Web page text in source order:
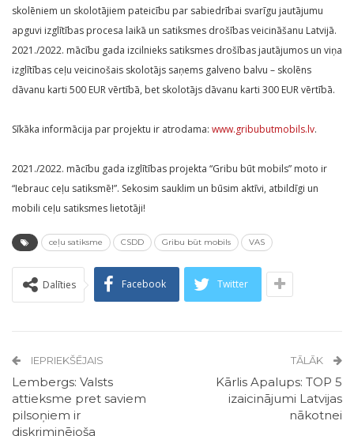
skolēniem un skolotājiem pateicību par sabiedrībai svarīgu jautājumu
apguvi izglītības procesa laikā un satiksmes drošības veicināšanu Latvijā.
2021./2022. mācību gada izcilnieks satiksmes drošības jautājumos un viņa
izglītības ceļu veicinošais skolotājs saņems galveno balvu – skolēns
dāvanu karti 500 EUR vērtībā, bet skolotājs dāvanu karti 300 EUR vērtībā.
Sīkāka informācija par projektu ir atrodama: www.gribubutmobils.lv.
2021./2022. mācību gada izglītības projekta “Gribu būt mobils” moto ir
“Iebrauc ceļu satiksmē!”. Sekosim sauklim un būsim aktīvi, atbildīgi un
mobili ceļu satiksmes lietotāji!
ceļu satiksme CSDD Gribu būt mobils VAS
Dalīties Facebook Twitter
IEPRIEKŠĒJAIS
Lembergs: Valsts
attieksme pret saviem
pilsoņiem ir
diskriminējoša
TĀLĀK
Kārlis Apalups: TOP 5
izaicinājumi Latvijas
nākotnei